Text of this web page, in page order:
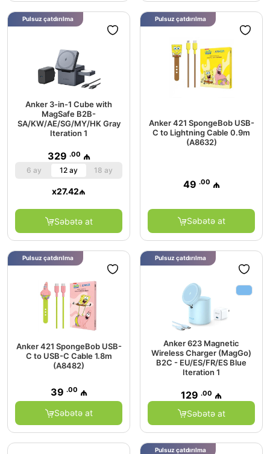
Anker 3-in-1 Cube with
MagSafe B2B-
SA/KW/AE/SG/MY/HK Gray
Iteration 1
329 .00 ₼
6 ay 12 ay 18 ay
x27.42₼
Səbətə at
Pulsuz çatdırılma
Anker 421 SpongeBob USB-
C to Lightning Cable 0.9m
(A8632)
49 .00 ₼
Səbətə at
Pulsuz çatdırılma
Anker 421 SpongeBob USB-
C to USB-C Cable 1.8m
(A8482)
39 .00 ₼
Səbətə at
Pulsuz çatdırılma
Anker 623 Magnetic
Wireless Charger (MagGo)
B2C - EU/ES/FR/ES Blue
Iteration 1
129 .00 ₼
Səbətə at
Pulsuz çatdırılma
Pulsuz çatdırılma